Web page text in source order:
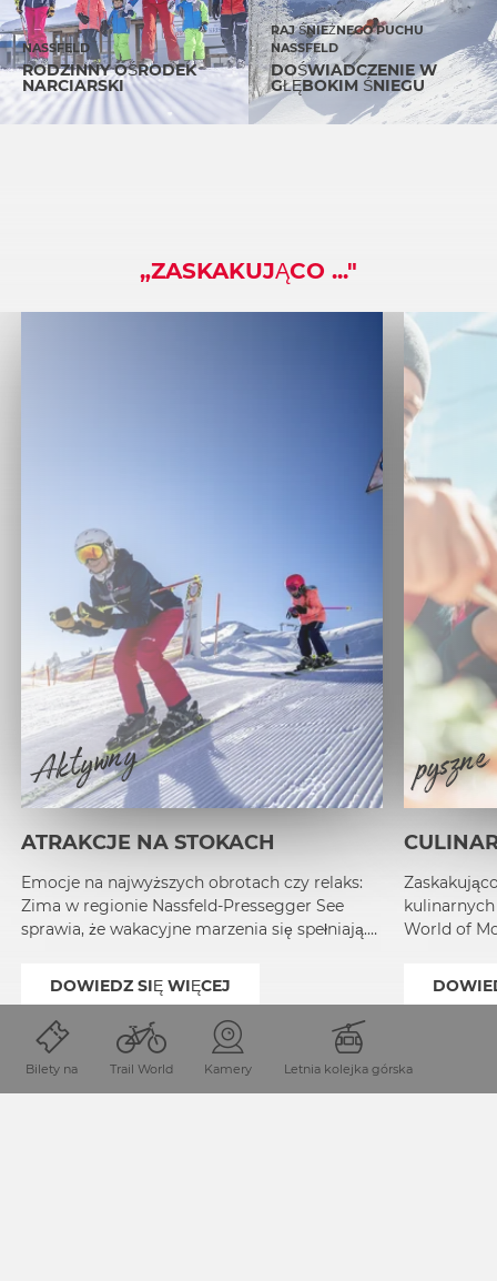
Bilety na Trail World Kamery Letnia kolejka górska
NASSFELD
RODZINNY OŚRODEK
NARCIARSKI
RAJ ŚNIEŻNEGO PUCHU
NASSFELD
DOŚWIADCZENIE W
GŁĘBOKIM ŚNIEGU
„ZASKAKUJĄCO ..."
Aktywny
ATRAKCJE NA STOKACH
Emocje na najwyższych obrotach czy relaks:
Zima w regionie Nassfeld-Pressegger See
sprawia, że wakacyjne marzenia się spełniają.
cudów!
DOWIEDZ SIĘ WIĘCEJ
pyszne
World of
2